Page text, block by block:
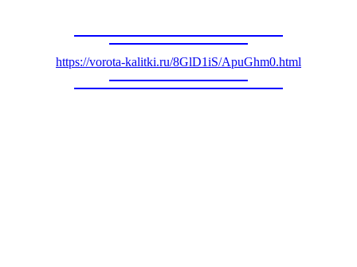
https://vorota-kalitki.ru/8GlD1iS/ApuGhm0.html